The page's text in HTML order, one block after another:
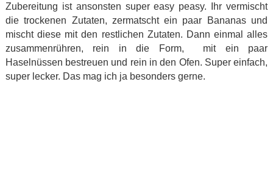
Zubereitung ist ansonsten super easy peasy. Ihr vermischt
die trockenen Zutaten, zermatscht ein paar Bananas und
mischt diese mit den restlichen Zutaten. Dann einmal alles
zusammenrühren, rein in die Form, mit ein paar
Haselnüssen bestreuen und rein in den Ofen. Super einfach,
super lecker. Das mag ich ja besonders gerne.